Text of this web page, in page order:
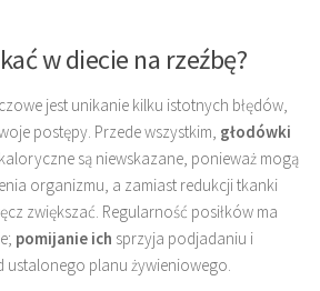
w diecie na rzeźbę?
jest unikanie kilku istotnych błędów,
postępy. Przede wszystkim, głodówki
są niewskazane, ponieważ mogą
organizmu, a zamiast redukcji tkanki
zwiększać. Regularność posiłków ma
pomijanie ich sprzyja podjadaniu i
ustalonego planu żywieniowego.